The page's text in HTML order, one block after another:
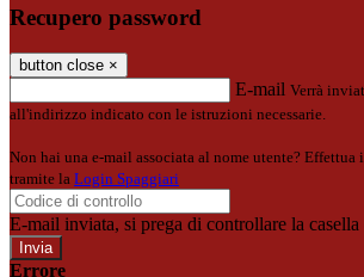
Recupero password
button close ×
E-mail Verrà
all'indirizzo indicato con le istruzioni necessarie.
Non hai una e-mail associata al nome utente? Effettua
tramite la Login Spaggiari
E-mail inviata, si prega di controllare la
Errore